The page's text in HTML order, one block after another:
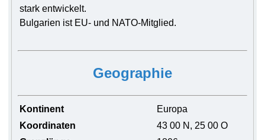
stark entwickelt.
Bulgarien ist EU- und NATO-Mitglied.
Geographie
Kontinent
Europa
Koordinaten
43 00 N, 25 00 O